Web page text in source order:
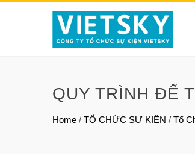
QUY TRÌNH ĐỂ
Home / TỔ CHỨC SỰ KIỆN / Tổ